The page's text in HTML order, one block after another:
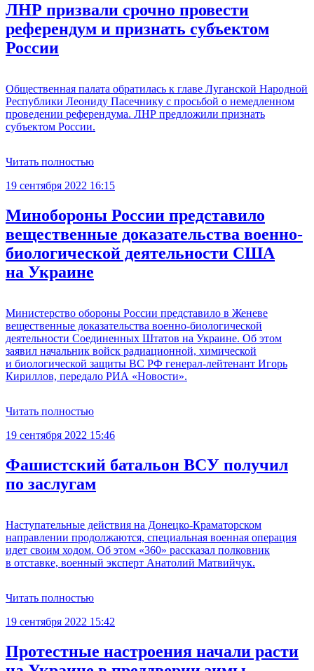
ЛНР призвали срочно провести
референдум и признать субъектом
России
Общественная палата обратилась к главе Луганской Народной
Республики Леониду Пасечнику с просьбой о немедленном
проведении референдума. ЛНР предложили признать
субъектом России.
Читать полностью
19 сентября 2022 16:15
Минобороны России представило
вещественные доказательства военно-
биологической деятельности США
на Украине
Министерство обороны России представило в Женеве
вещественные доказательства военно-биологической
деятельности Соединенных Штатов на Украине. Об этом
заявил начальник войск радиационной, химической
и биологической защиты ВС РФ генерал-лейтенант Игорь
Кириллов, передало РИА «Новости».
Читать полностью
19 сентября 2022 15:46
Фашистский батальон ВСУ получил
по заслугам
Наступательные действия на Донецко-Краматорском
направлении продолжаются, специальная военная операция
идет своим ходом. Об этом «360» рассказал полковник
в отставке, военный эксперт Анатолий Матвийчук.
Читать полностью
19 сентября 2022 15:42
Протестные настроения начали расти